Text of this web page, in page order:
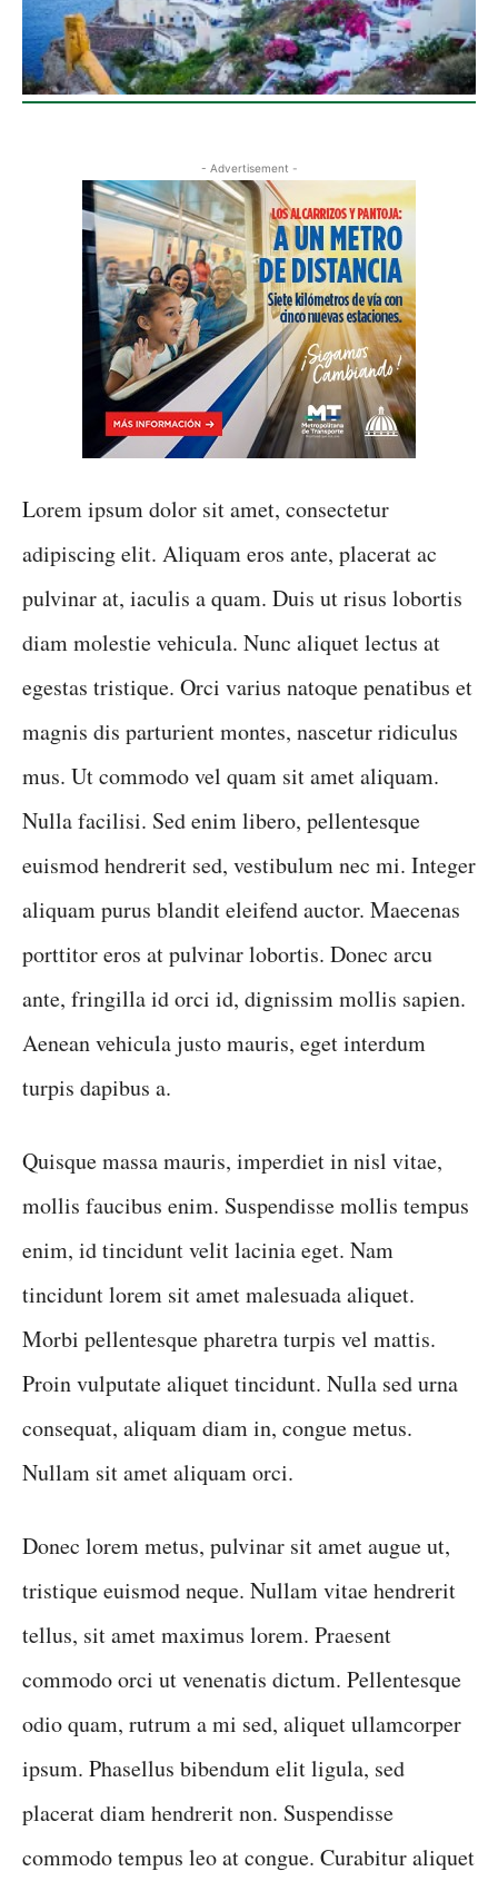
- Advertisement -
Lorem ipsum dolor sit amet, consectetur
adipiscing elit. Aliquam eros ante, placerat ac
pulvinar at, iaculis a quam. Duis ut risus lobortis
diam molestie vehicula. Nunc aliquet lectus at
egestas tristique. Orci varius natoque penatibus et
magnis dis parturient montes, nascetur ridiculus
mus. Ut commodo vel quam sit amet aliquam.
Nulla facilisi. Sed enim libero, pellentesque
euismod hendrerit sed, vestibulum nec mi. Integer
aliquam purus blandit eleifend auctor. Maecenas
porttitor eros at pulvinar lobortis. Donec arcu
ante, fringilla id orci id, dignissim mollis sapien.
Aenean vehicula justo mauris, eget interdum
turpis dapibus a.
Quisque massa mauris, imperdiet in nisl vitae,
mollis faucibus enim. Suspendisse mollis tempus
enim, id tincidunt velit lacinia eget. Nam
tincidunt lorem sit amet malesuada aliquet.
Morbi pellentesque pharetra turpis vel mattis.
Proin vulputate aliquet tincidunt. Nulla sed urna
consequat, aliquam diam in, congue metus.
Nullam sit amet aliquam orci.
Donec lorem metus, pulvinar sit amet augue ut,
tristique euismod neque. Nullam vitae hendrerit
tellus, sit amet maximus lorem. Praesent
commodo orci ut venenatis dictum. Pellentesque
odio quam, rutrum a mi sed, aliquet ullamcorper
ipsum. Phasellus bibendum elit ligula, sed
placerat diam hendrerit non. Suspendisse
commodo tempus leo at congue. Curabitur aliquet